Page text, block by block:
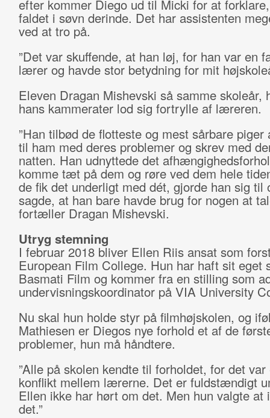
efter kommer Diego ud til Micki for at
faldet i søvn derinde. Det har assistenten
ved at tro på.
”Det var skuffende, at han løj, for han var en
lærer og havde stor betydning for mit
Eleven Dragan Mishevski så samme skoleår,
hans kammerater lod sig fortrylle af læreren.
”Han tilbød de flotteste og mest sårbare piger
til ham med deres problemer og skrev med
natten. Han udnyttede det
komme tæt på dem og røre ved dem hele
de fik det underligt med dét, gjorde han sig til
sagde, at han bare havde brug for nogen at
fortæller Dragan Mishevski.
Utryg stemning
I februar 2018 bliver Ellen Riis ansat som
European Film College. Hun har haft sit eget
Basmati Film og kommer fra en stilling som
undervisningskoordinator på VIA University
Nu skal hun holde styr på filmhøjskolen, og
Mathiesen er Diegos nye forhold et af de
problemer, hun må håndtere.
”Alle på skolen kendte til forholdet, for det var
konflikt mellem lærerne. Det er fuldstændigt
Ellen ikke har hørt om det. Men hun valgte at
det.”